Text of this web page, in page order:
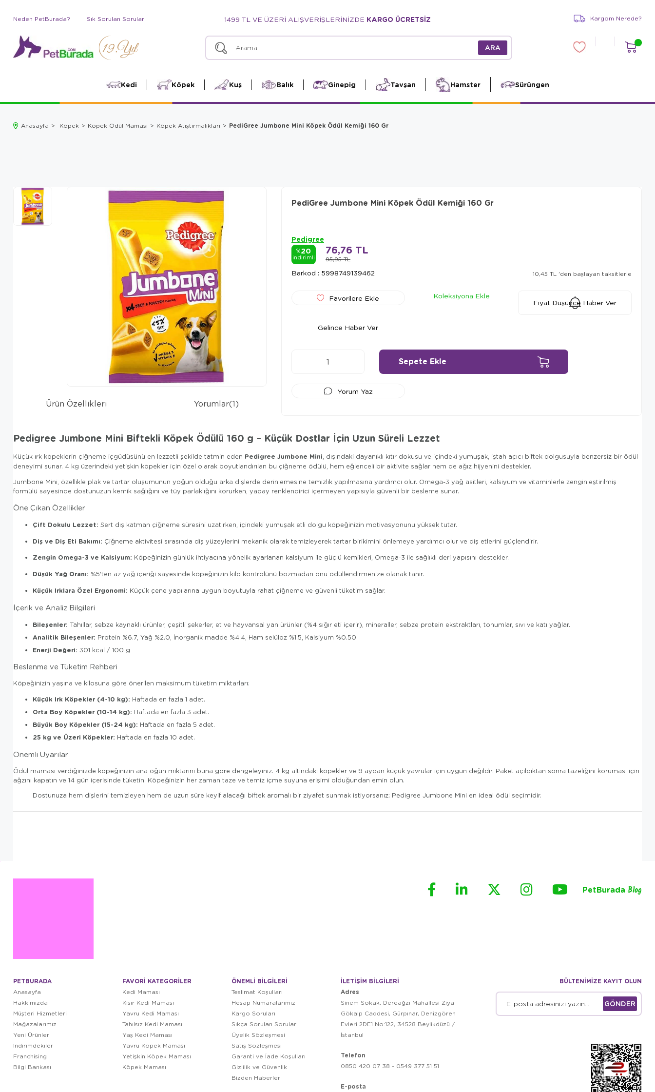
Neden PetBurada? Sık Sorulan Sorular 1499 TL VE ÜZERİ ALIŞVERİŞLERİNİZDE KARGO ÜCRETSİZ Kargom Nerede?
Kedi Köpek Kuş Balık Ginepig Tavşan Hamster Sürüngen
Anasayfa Köpek Köpek Ödül Maması Köpek Atıştırmalıkları PediGree Jumbone Mini Köpek Ödül Kemiği 160 Gr
PediGree Jumbone Mini Köpek Ödül Kemiği 160 Gr
Pedigree
%20
indirimli 95,95 TL
76,76 TL
Barkod : 5998749139462 10,45 TL 'den başlayan taksitlerle
Favorilere Ekle
Koleksiyona Ekle
Fiyat Düşünce Haber Ver
Gelince Haber Ver
Yorum Yaz
Ürün Özellikleri Yorumlar(1)
Pedigree Jumbone Mini Biftekli Köpek Ödülü 160 g – Küçük Dostlar İçin Uzun Süreli Lezzet
Küçük ırk köpeklerin çiğneme içgüdüsünü en lezzetli şekilde tatmin eden Pedigree Jumbone Mini, dışındaki dayanıklı kıtır dokusu ve içindeki yumuşak, iştah açıcı biftek dolgusuyla benzersiz bir ödül
deneyimi sunar. 4 kg üzerindeki yetişkin köpekler için özel olarak boyutlandırılan bu çiğneme ödülü, hem eğlenceli bir aktivite sağlar hem de ağız hijyenini destekler.
Jumbone Mini, özellikle plak ve tartar oluşumunun yoğun olduğu arka dişlerde derinlemesine temizlik yapılmasına yardımcı olur. Omega-3 yağ asitleri, kalsiyum ve vitaminlerle zenginleştirilmiş
formülü sayesinde dostunuzun kemik sağlığını ve tüy parlaklığını korurken, yapay renklendirici içermeyen yapısıyla güvenli bir besleme sunar.
Öne Çıkan Özellikler
Çift Dokulu Lezzet: Sert dış katman çiğneme süresini uzatırken, içindeki yumuşak etli dolgu köpeğinizin motivasyonunu yüksek tutar.
Diş ve Diş Eti Bakımı: Çiğneme aktivitesi sırasında diş yüzeylerini mekanik olarak temizleyerek tartar birikimini önlemeye yardımcı olur ve diş etlerini güçlendirir.
Zengin Omega-3 ve Kalsiyum: Köpeğinizin günlük ihtiyacına yönelik ayarlanan kalsiyum ile güçlü kemikleri, Omega-3 ile sağlıklı deri yapısını destekler.
Düşük Yağ Oranı: %5'ten az yağ içeriği sayesinde köpeğinizin kilo kontrolünü bozmadan onu ödüllendirmenize olanak tanır.
Küçük Irklara Özel Ergonomi: Küçük çene yapılarına uygun boyutuyla rahat çiğneme ve güvenli tüketim sağlar.
İçerik ve Analiz Bilgileri
Bileşenler: Tahıllar, sebze kaynaklı ürünler, çeşitli şekerler, et ve hayvansal yan ürünler (%4 sığır eti içerir), mineraller, sebze protein ekstraktları, tohumlar, sıvı ve katı yağlar.
Analitik Bileşenler: Protein %6.7, Yağ %2.0, İnorganik madde %4.4, Ham selüloz %1.5, Kalsiyum %0.50.
Enerji Değeri: 301 kcal / 100 g
Beslenme ve Tüketim Rehberi
Köpeğinizin yaşına ve kilosuna göre önerilen maksimum tüketim miktarları:
Küçük Irk Köpekler (4-10 kg): Haftada en fazla 1 adet.
Orta Boy Köpekler (10-14 kg): Haftada en fazla 3 adet.
Büyük Boy Köpekler (15-24 kg): Haftada en fazla 5 adet.
25 kg ve Üzeri Köpekler: Haftada en fazla 10 adet.
Önemli Uyarılar
Ödül maması verdiğinizde köpeğinizin ana öğün miktarını buna göre dengeleyiniz. 4 kg altındaki köpekler ve 9 aydan küçük yavrular için uygun değildir. Paket açıldıktan sonra tazeliğini koruması için
ağzını kapatın ve 14 gün içerisinde tüketin. Köpeğinizin her zaman taze ve temiz içme suyuna erişimi olduğundan emin olun.
Dostunuza hem dişlerini temizleyen hem de uzun süre keyif alacağı biftek aromalı bir ziyafet sunmak istiyorsanız; Pedigree Jumbone Mini en ideal ödül seçimidir.
PetBurada Blog
PETBURADA
Anasayfa
Hakkımızda
Müşteri Hizmetleri
Mağazalarımız
Yeni Ürünler
İndirimdekiler
Franchising
Bilgi Bankası
FAVORİ KATEGORİLER
Kedi Maması
Kısır Kedi Maması
Yavru Kedi Maması
Tahılsız Kedi Maması
Yaş Kedi Maması
Yavru Köpek Maması
Yetişkin Köpek Maması
Köpek Maması
ÖNEMLİ BİLGİLERİ
Teslimat Koşulları
Hesap Numaralarımız
Kargo Soruları
Sıkça Sorulan Sorular
Üyelik Sözleşmesi
Satış Sözleşmesi
Garanti ve İade Koşulları
Gizlilik ve Güvenlik
Bizden Haberler
İLETİŞİM BİLGİLERİ
Adres
Sinem Sokak, Dereağzı Mahallesi Ziya
Gökalp Caddesi, Gürpınar, Denizgören
Evleri 2DE1 No:122, 34528 Beylikdüzü /
İstanbul
Telefon
0850 420 07 38 - 0549 377 51 51
E-posta
BÜLTENİMİZE KAYIT OLUN
GÖNDER